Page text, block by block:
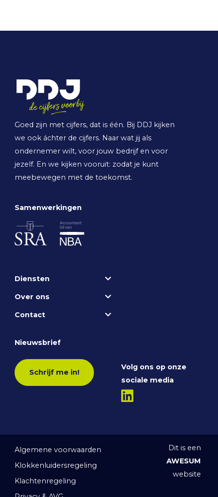
Goed zijn met cijfers, dat is één. Bij DDJ kijken
we ook áchter de cijfers. Naar wat jij als
ondernemer wilt, voor jouw bedrijf en voor
jezelf. En we kijken vooruit: zodat je kunt
meebewegen met de toekomst.
Samenwerkingen
Diensten
Over ons
Contact
Nieuwsbrief
Schrijf me in!
Volg ons op onze
sociale media
Algemene voorwaarden
Klokkenluidersregeling
Klachtenregeling
Dit is een
AWESUM
website